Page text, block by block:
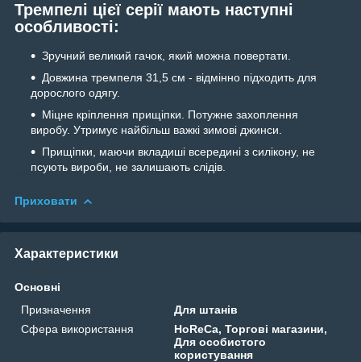
Тремпелі цієї серії мають наступні
особливості:
Зручний великий гачок, який можна повертати.
Довжина тремпеля 31,5 см - відмінно підходить для
дорослого одягу.
Міцне кріплення прищіпки. Потужне захоплення
виробу. Утримує найбільш важкі зимові джинси.
Прищіпки, маючи вкладиші всередині з силікону, не
псують вироби, не залишають слідів.
Приховати
Характеристики
Основні
Призначення
Для штанів
Сфера використання
HoReCa, Торгові магазини,
Для особистого
користування